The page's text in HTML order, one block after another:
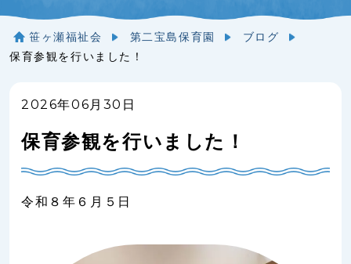
笹ヶ瀬福祉会 第二宝島保育園
ブログ
保育参観を行いました！
2026年06月30日
保育参観を行いました！
令和８年６月５日